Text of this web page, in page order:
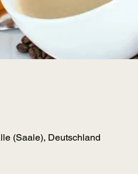
(Saale), Deutschland